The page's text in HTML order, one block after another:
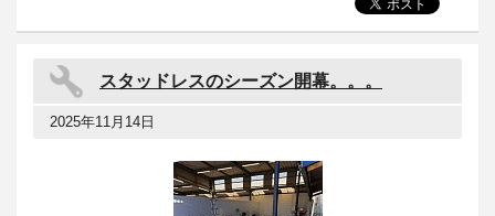
スタッドレスのシーズン開幕。。。
2025年11月14日